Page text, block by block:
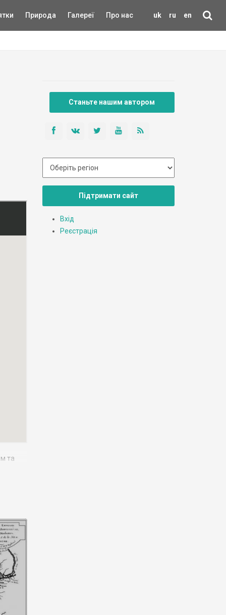
uk ru en
Природа Галереї Про нас
та
Станьте нашим автором
Підтримати сайт
Вхід
Реєстрація